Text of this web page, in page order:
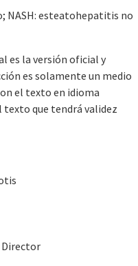
NASH: esteatohepatitis no
es la versión oficial y
es solamente un medio
el texto en idioma
texto que tendrá validez
Director